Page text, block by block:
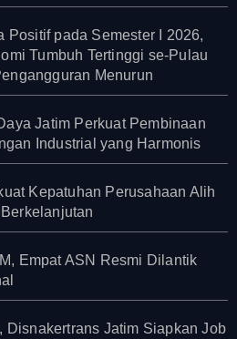
Positif pada Semester I 2026,
Tumbuh Tertinggi se-Pulau
Menurun
Jatim Perkuat Pembinaan
Industrial yang Harmonis
Kepatuhan Perusahaan Alih
Empat ASN Resmi Dilantik
Disnakertrans Jatim Siapkan Job